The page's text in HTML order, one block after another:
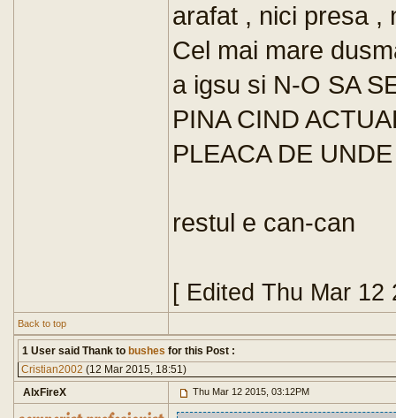
arafat , nici presa ,
Cel mai mare
a igsu si N-O SA
PINA CIND
PLEACA DE
restul e can-can
[ Edited Thu Mar 12
Back to top
1 User said Thank to bushes for this Post :
Cristian2002 (12 Mar 2015, 18:51)
AlxFireX
Thu Mar 12 2015, 03:12PM